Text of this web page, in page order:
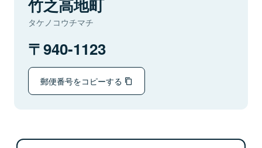
竹之高地町
タケノコウチマチ
940-1123
郵便番号をコピーする